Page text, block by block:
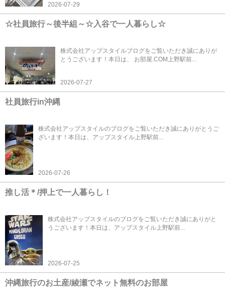
2026-07-29
☆社員旅行～後半組～☆入谷で一人暮らし☆
株式会社アップスタイルブログをご覧いただき誠にありが
とうございます！本日は、 お部屋.COM上野駅前...
2026-07-27
社員旅行in沖縄
株式会社アップスタイルのブログをご覧いただき誠にありがとうご
ざいます！本日は、アップスタイル上野駅前...
2026-07-26
推し活＊/押上で一人暮らし！
株式会社アップスタイルのブログをご覧いただき誠にありがと
うございます！本日は、アップスタイル上野駅前...
2026-07-25
沖縄旅行のお土産/綾瀬でネット無料のお部屋